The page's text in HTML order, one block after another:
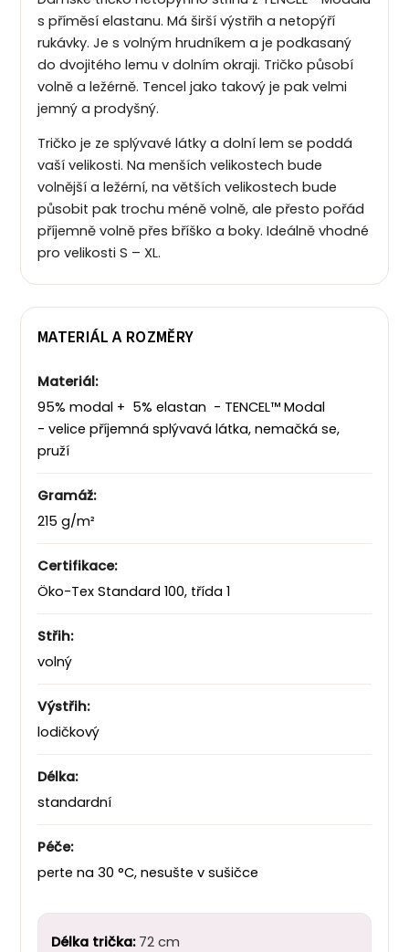
s příměsí elastanu. Má širší výstřih a netopýří
rukávky. Je s volným hrudníkem a je podkasaný
do dvojitého lemu v dolním okraji. Tričko působí
volně a ležérně. Tencel jako takový je pak velmi
jemný a prodyšný.
Tričko je ze splývavé látky a dolní lem se poddá
vaší velikosti. Na menších velikostech bude
volnější a ležérní, na větších velikostech bude
působit pak trochu méně volně, ale přesto pořád
příjemně volně přes bříško a boky. Ideálně vhodné
pro velikosti S – XL.
MATERIÁL A ROZMĚRY
Materiál:
95% modal + 5% elastan - TENCEL™ Modal
- velice příjemná splývavá látka, nemačká se,
pruží
Gramáž:
215 g/m²
Certifikace:
Öko-Tex Standard 100, třída 1
Střih:
volný
Výstřih:
lodičkový
Délka:
standardní
Péče:
perte na 30 °C, nesušte v sušičce
Délka trička:72 cm